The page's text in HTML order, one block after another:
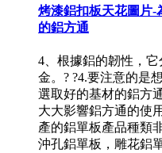
烤漆鋁扣板天花圖片-
的鋁方通
4、根據鋁的韌性，
金。? ?4.要注意的是
選取好的基材的鋁方
大大影響鋁方通的使
產的鋁單板產品種類
沖孔鋁單板，雕花鋁